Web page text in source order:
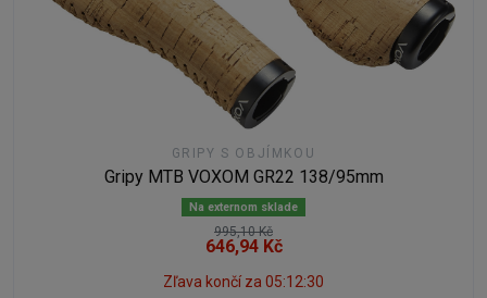
GRIPY S OBJÍMKOU
Gripy MTB VOXOM GR22 138/95mm
Na externom sklade
995,10 Kč
646,94 Kč
Zľava končí za 05:12:29